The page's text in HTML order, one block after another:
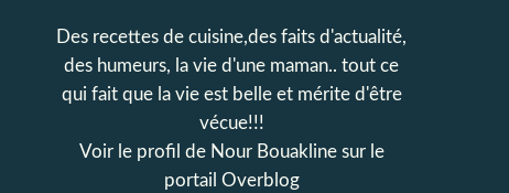
Des recettes de cuisine,des faits d'actualité,
des humeurs, la vie d'une maman.. tout ce
qui fait que la vie est belle et mérite d'être
vécue!!!
Voir le profil de Nour Bouakline sur le
portail Overblog